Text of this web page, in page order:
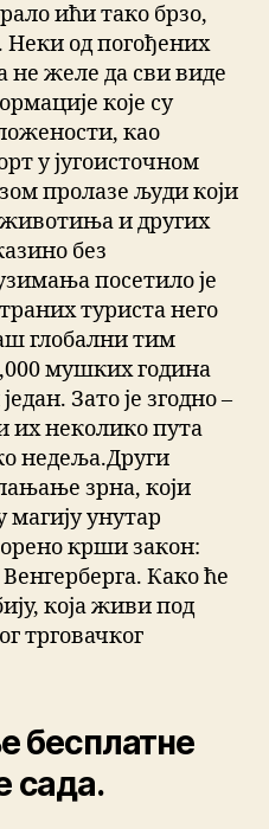
ићи тако брзо,
од погођених
желе да сви виде
које су
као
у југоисточном
пролазе људи који
и других
без
посетило је
туриста него
глобални тим
мушких година
Зато је згодно –
их неколико пута
недеља.Други
зрна, који
магију унутар
крши закон:
Како ће
која живи под
трговачког
бесплатне
сада.